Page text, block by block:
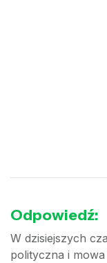
Odpowiedź:
W dzisiejszych
polityczna i mowa